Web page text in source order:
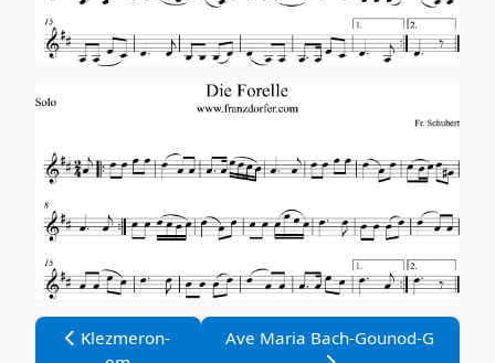
Vorheriger Beitrag: Klezmeron-em
Klezmeron-
Nächster Beitrag: Ave Maria
Ave Maria Bach-Gounod-G